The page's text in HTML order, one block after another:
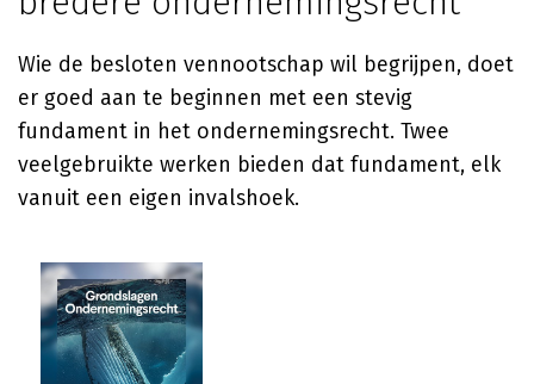
Wie de besloten vennootschap wil begrijpen, doet
er goed aan te beginnen met een stevig
fundament in het ondernemingsrecht. Twee
veelgebruikte werken bieden dat fundament, elk
vanuit een eigen invalshoek.